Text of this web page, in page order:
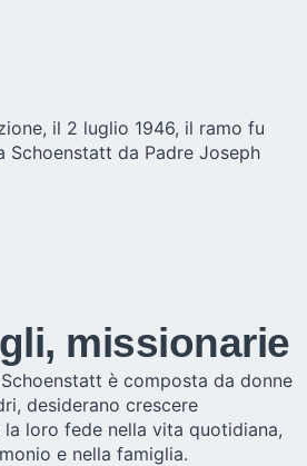
il 2 luglio 1946, il ramo fu
da Padre Joseph
missionarie
è composta da donne
desiderano crescere
loro fede nella vita quotidiana,
e nella famiglia.